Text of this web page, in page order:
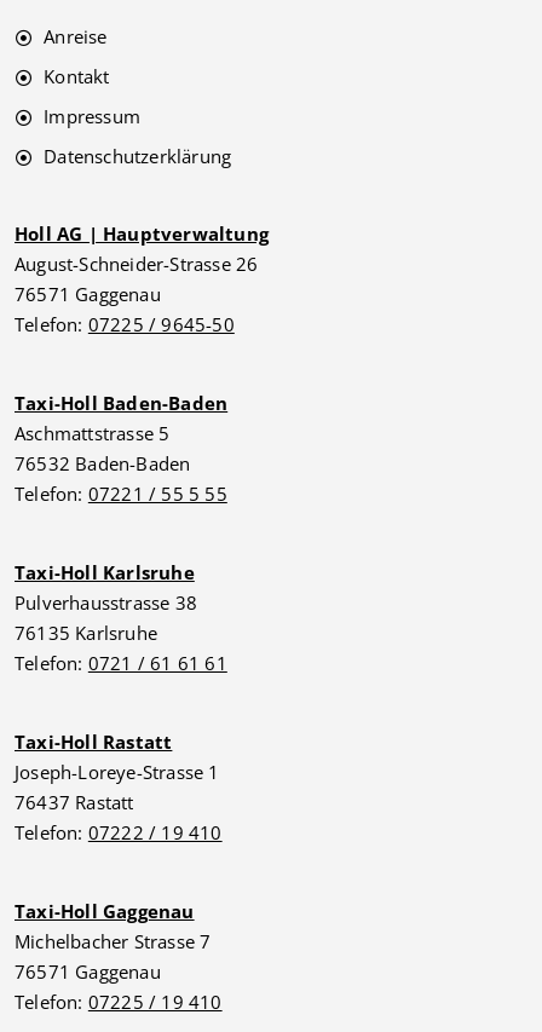
Anreise
Kontakt
Impressum
Datenschutzerklärung
Holl AG | Hauptverwaltung
August-Schneider-Strasse 26
76571 Gaggenau
Telefon: 07225 / 9645-50
Taxi-Holl Baden-Baden
Aschmattstrasse 5
76532 Baden-Baden
Telefon: 07221 / 55 5 55
Taxi-Holl Karlsruhe
Pulverhausstrasse 38
76135 Karlsruhe
Telefon: 0721 / 61 61 61
Taxi-Holl Rastatt
Joseph-Loreye-Strasse 1
76437 Rastatt
Telefon: 07222 / 19 410
Taxi-Holl Gaggenau
Michelbacher Strasse 7
76571 Gaggenau
Telefon: 07225 / 19 410